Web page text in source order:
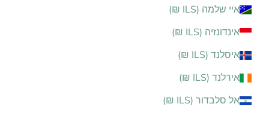
איי שלמה (ILS ₪)
אינדונזיה (ILS ₪)
איסלנד (ILS ₪)
אירלנד (ILS ₪)
אל סלבדור (ILS ₪)